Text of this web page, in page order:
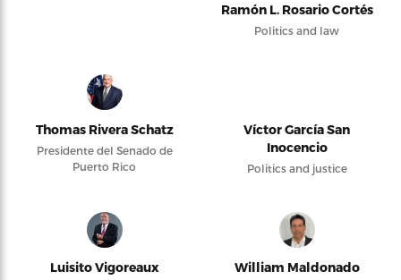
Ramón L. Rosario Cortés
Politics and law
Thomas Rivera Schatz
Presidente del Senado de
Puerto Rico
Víctor García San
Inocencio
Politics and justice
Luisito Vigoreaux William Maldonado